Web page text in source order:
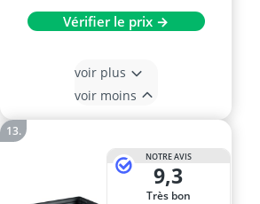
Vérifier le prix →
voir plus
voir moins
NOTRE AVIS
9,3
Très bon